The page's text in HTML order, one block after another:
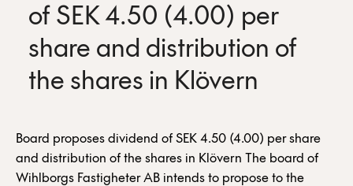
of SEK 4.50 (4.00) per
share and distribution of
the shares in Klövern
Board proposes dividend of SEK 4.50 (4.00) per share
and distribution of the shares in Klövern The board of
Wihlborgs Fastigheter AB intends to propose to the